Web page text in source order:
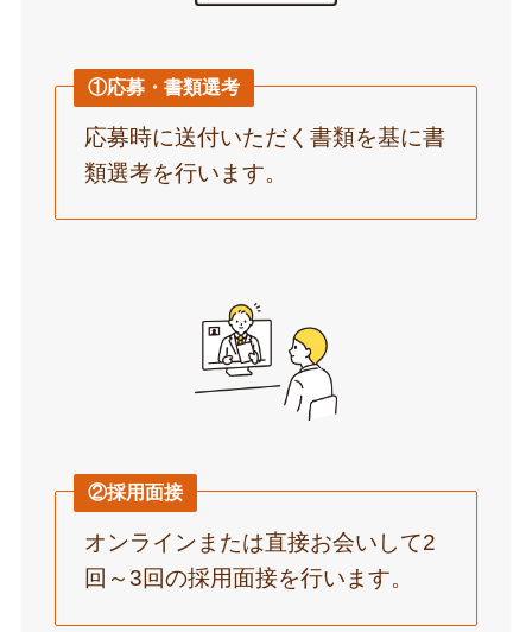
①応募・書類選考
応募時に送付いただく書類を基に書
類選考を行います。
②採用面接
オンラインまたは直接お会いして2
回～3回の採用面接を行います。